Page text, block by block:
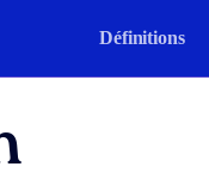
Définitions